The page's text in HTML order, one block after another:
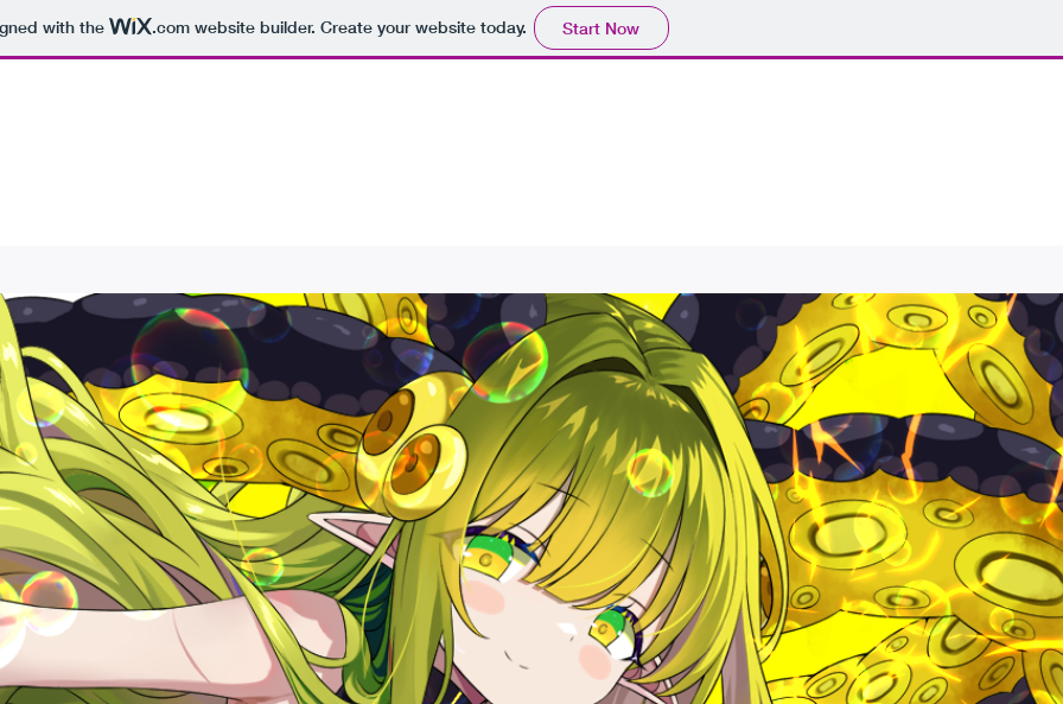
with the .comwebsite builder. Create your website today. Start Now